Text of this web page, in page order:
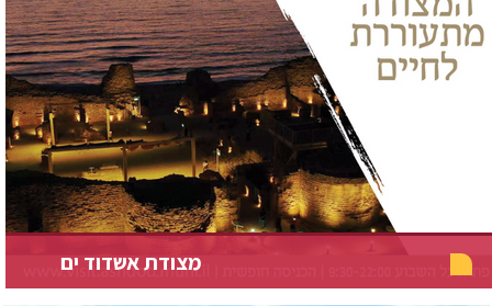
מצודת אשדוד ים